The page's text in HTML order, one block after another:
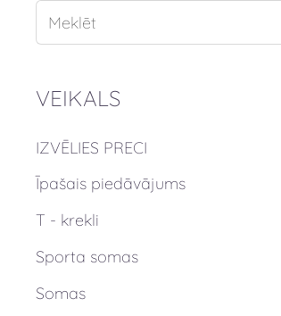
VEIKALS
IZVĒLIES PRECI
Īpašais piedāvājums
T - krekli
Sporta somas
Somas